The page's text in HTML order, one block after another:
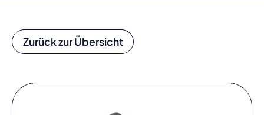
Zurück zur Übersicht